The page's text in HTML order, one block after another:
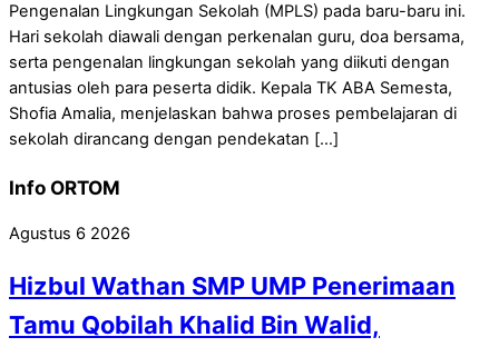
Pengenalan Lingkungan Sekolah (MPLS) pada baru-baru ini.
Hari sekolah diawali dengan perkenalan guru, doa bersama,
serta pengenalan lingkungan sekolah yang diikuti dengan
antusias oleh para peserta didik. Kepala TK ABA Semesta,
Shofia Amalia, menjelaskan bahwa proses pembelajaran di
sekolah dirancang dengan pendekatan […]
Info ORTOM
Agustus 6 2026
Hizbul Wathan SMP UMP Penerimaan
Tamu Qobilah Khalid Bin Walid,